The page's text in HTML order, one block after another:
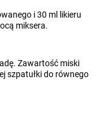
i 30 ml likieru
miksera.
Zawartość miski
szpatułki do równego